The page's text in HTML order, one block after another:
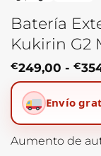
Batería
Kukirin G2
€249,00 - €
Envío
Aumento de